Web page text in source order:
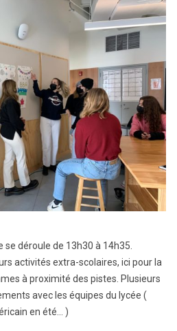
se déroule de 13h30 à 14h35.
activités extra-scolaires, ici pour la
à proximité des pistes. Plusieurs
avec les équipes du lycée (
en été… )